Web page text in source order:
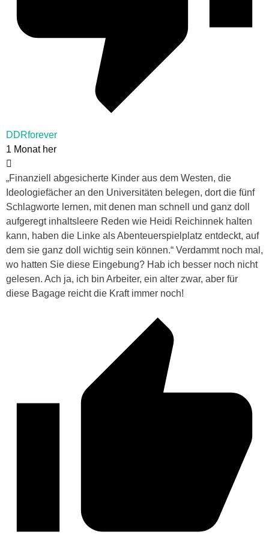
DDRforever
1 Monat her
„Finanziell abgesicherte Kinder aus dem Westen, die
Ideologiefächer an den Universitäten belegen, dort die fünf
Schlagworte lernen, mit denen man schnell und ganz doll
aufgeregt inhaltsleere Reden wie Heidi Reichinnek halten
kann, haben die Linke als Abenteuerspielplatz entdeckt, auf
dem sie ganz doll wichtig sein können.“ Verdammt noch mal,
wo hatten Sie diese Eingebung? Hab ich besser noch nicht
gelesen. Ach ja, ich bin Arbeiter, ein alter zwar, aber für
diese Bagage reicht die Kraft immer noch!